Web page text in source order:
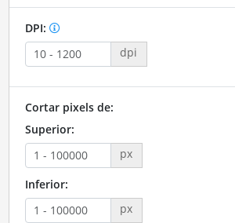
DPI:
dpi
Cortar pixels de:
Superior:
px
Inferior:
px